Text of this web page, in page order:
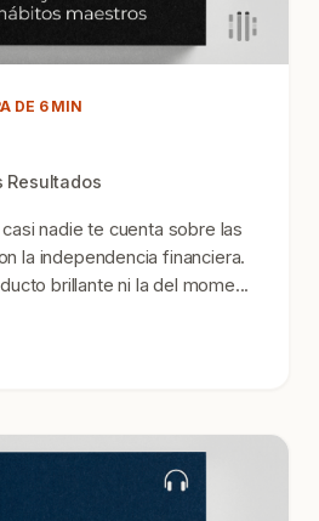
DE 6 MIN
Resultados
nadie te cuenta sobre las
la independencia financiera.
brillante ni la del mome...